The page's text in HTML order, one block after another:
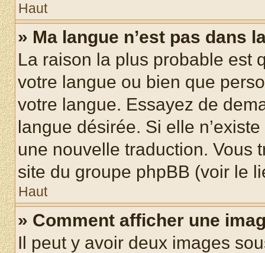
Haut
» Ma langue n’est pas dans
La raison la plus probable est
votre langue ou bien que
votre langue. Essayez de
langue désirée. Si elle
une nouvelle traduction. Vous
site du groupe phpBB (voir le
Haut
» Comment afficher une
Il peut y avoir deux images